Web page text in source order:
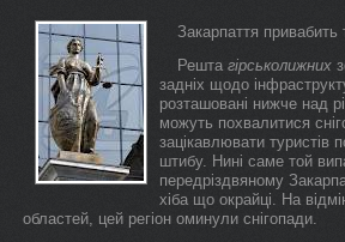
Закарпаття привабить
Решта гірськолижних
задніх щодо
розташовані нижче над
можуть похвалитися
зацікавлювати туристів
штибу. Нині саме той
передріздвяному
хіба що окрайці. На
областей, цей регіон оминули снігопади.